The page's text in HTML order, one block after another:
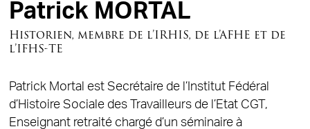
Patrick MORTAL
Historien, membre de l’IRHIS, de l’AFHE et de
l’IFHS-TE
Patrick Mortal est Secrétaire de l’Institut Fédéral
d’Histoire Sociale des Travailleurs de l’Etat CGT,
Enseignant retraité chargé d’un séminaire à